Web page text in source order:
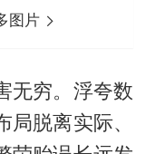
图片
无穷。浮夸数
脱离实际、